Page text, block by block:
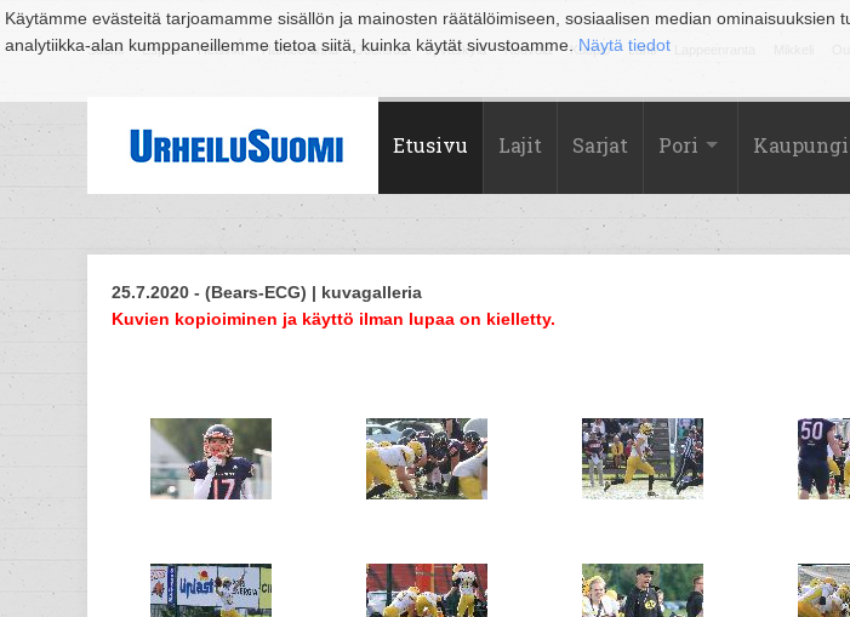
Käytämme evästeitä tarjoamamme sisällön ja mainosten räätälöimiseen, sosiaalisen median
analytiikka-alan kumppaneillemme tietoa siitä, kuinka käytät sivustoamme. Näytä tiedot
Suomi Espoo Helsinki Hämeenlinna Joensuu Jyväskylä Kouvola Kuopio Lahti
Etusivu Lajit Sarjat Pori
25.7.2020 - (Bears-ECG) | kuvagalleria
Kuvien kopioiminen ja käyttö ilman lupaa on kielletty.